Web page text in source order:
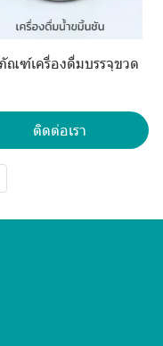
ณฑ์เครื่องดื่มบรรจุขวด
ติดต่อเรา